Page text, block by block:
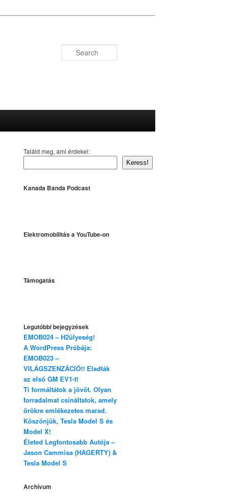
Találd meg, ami érdekel:
Keress!
Kanada Banda Podcast
Elektromobilitás a YouTube-on
Támogatás
Legutóbbi bejegyzések
EMOB024 – H2ülyeség!
A WordPress Próbája:
EMOB023 –
VILÁGSZENZÁCIÓ!! Eladták
az első GM EV1-t!
Ti formáltátok a jövőt. Olyan
forradalmat csináltatok, amely
örökre emlékezetes marad.
Köszönjük, Tesla Model S és
Model X!
Életed Legfontosabb Autója –
Jason Cammisa (HAGERTY) &
Tesla Model S
Archívum